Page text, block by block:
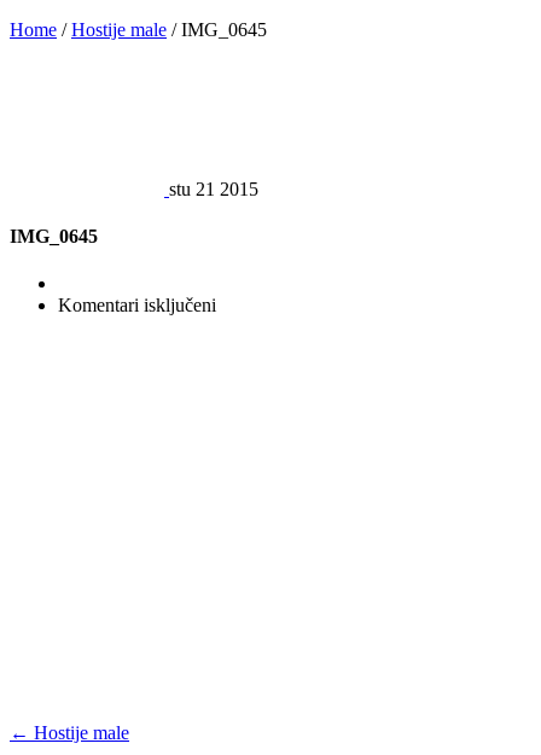
Home / Hostije male / IMG_0645
stu 21 2015
IMG_0645
Komentari isključeni
← Hostije male